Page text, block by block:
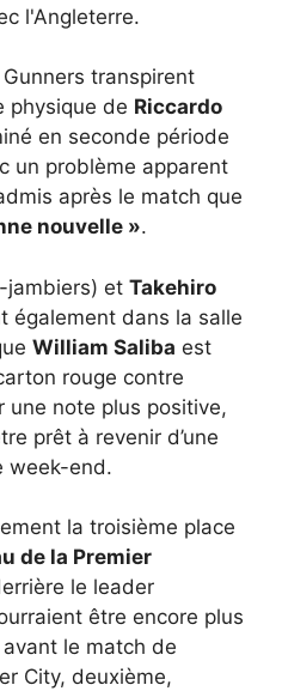
l'Angleterre.
transpirent
physique de Riccardo
en seconde période
un problème apparent
après le match que
nouvelle ».
jambiers) et Takehiro
également dans la salle
William Saliba est
rouge contre
une note plus positive,
prêt à revenir d’une
week-end.
la troisième place
de la Premier
le leader
être encore plus
le match de
City, deuxième,